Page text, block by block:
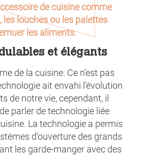
de cuisine comme
les louches ou les palettes
les aliments.
et élégants
de la cuisine. Ce n’est pas
ait envahi l’évolution
de notre vie, cependant, il
parler de technologie liée
La technologie a permis
d’ouverture des grands
les garde-manger avec des